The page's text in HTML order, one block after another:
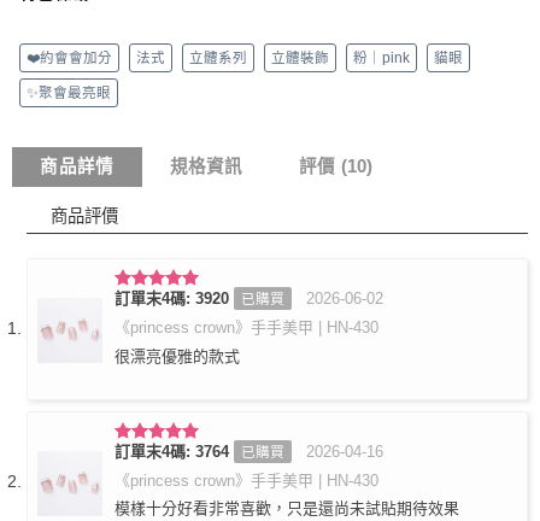
❤️約會會加分 法式 立體系列 立體裝飾 粉｜pink 貓眼
✨聚會最亮眼
商品詳情 規格資訊 評價 (10)
商品評價
評分5滿
分 5
訂單末4碼: 3920 已購買
2026-06-02
《princess crown》手手美甲 | HN-430
很漂亮優雅的款式
評分5滿
分 5
訂單末4碼: 3764 已購買
2026-04-16
《princess crown》手手美甲 | HN-430
模樣十分好看非常喜歡，只是還尚未試貼期待效果